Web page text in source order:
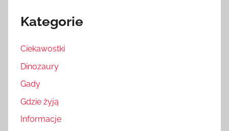
Kategorie
Ciekawostki
Dinozaury
Gady
Gdzie żyją
Informacje